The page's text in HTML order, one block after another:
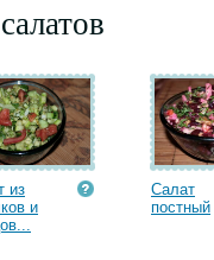
из
и
Салат
постный